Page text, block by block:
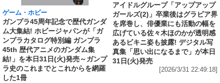
ゲーム・ホビー
ガンプラ45周年記念で歴代ガンダ
ム大集結! ホビージャパンが「ガ
ンプラカタログ特別編 ガンプラ
45th 歴代アニメのガンダム集
結!」を本日31日(火)発売～ガンプ
ラ史のこれまでとこれからを網羅
した1冊
アイドルグループ「アップアップ
ガールズ(2)」卒業後はグラビア界
を席巻し、俳優業にも活動の幅を
広げている佐々木ほのかが透明感
あるビキニ姿も披露! デジタル写
真集「思い出になるまで」が本日
31日(火)発売
[2026/3/31 22:49:18]